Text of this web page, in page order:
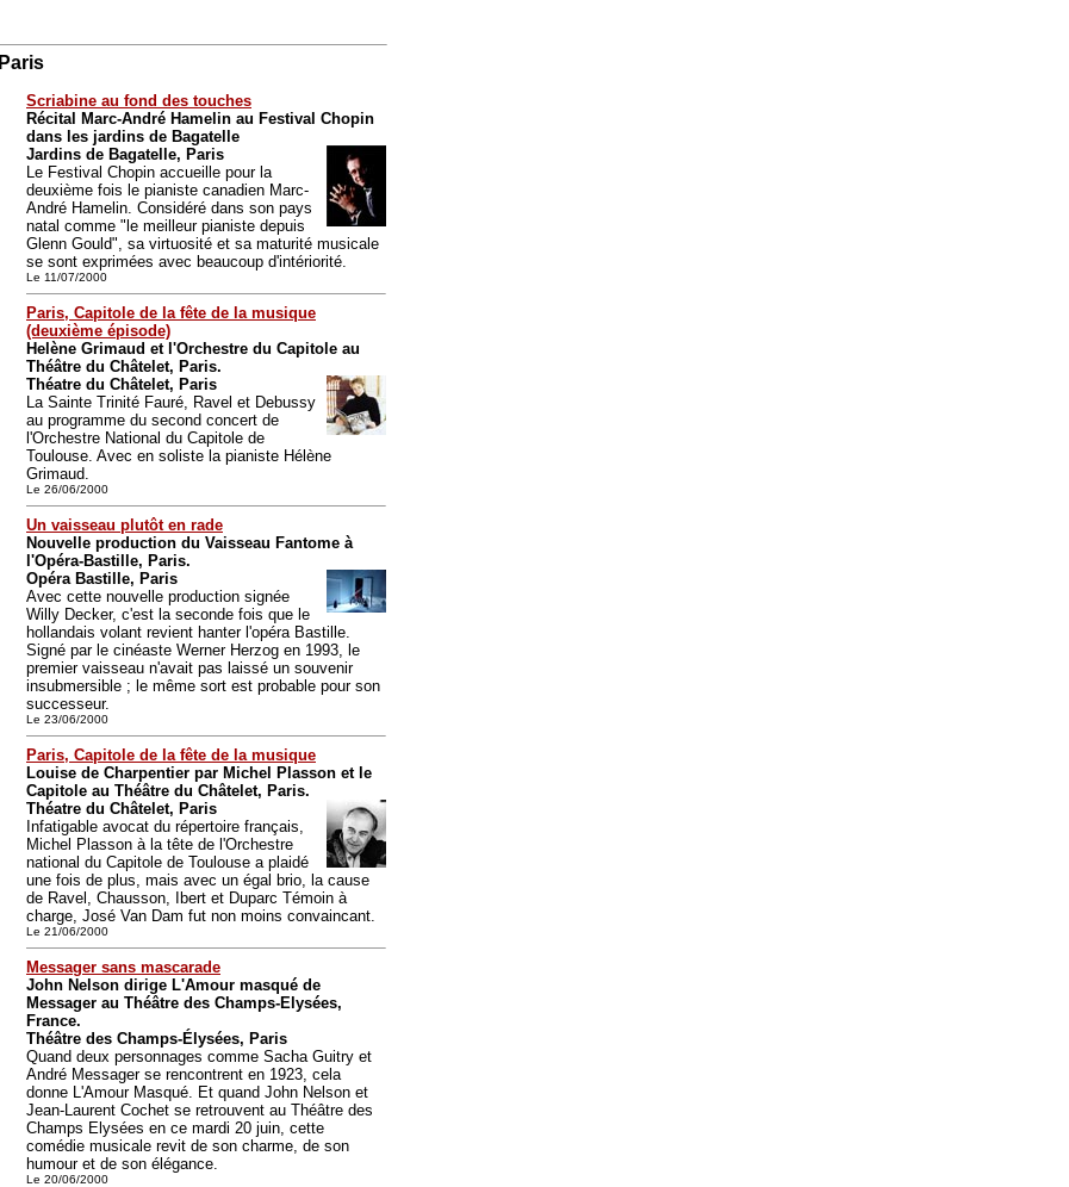
Paris
Scriabine au fond des touches
Récital Marc-André Hamelin au Festival Chopin
dans les jardins de Bagatelle
Jardins de Bagatelle, Paris
Le Festival Chopin accueille pour la
deuxième fois le pianiste canadien Marc-
André Hamelin. Considéré dans son pays
natal comme "le meilleur pianiste depuis
Glenn Gould", sa virtuosité et sa maturité musicale
se sont exprimées avec beaucoup d'intériorité.
Le 11/07/2000
Paris, Capitole de la fête de la musique
(deuxième épisode)
Helène Grimaud et l'Orchestre du Capitole au
Théâtre du Châtelet, Paris.
Théatre du Châtelet, Paris
La Sainte Trinité Fauré, Ravel et Debussy
au programme du second concert de
l'Orchestre National du Capitole de
Toulouse. Avec en soliste la pianiste Hélène
Grimaud.
Le 26/06/2000
Un vaisseau plutôt en rade
Nouvelle production du Vaisseau Fantome à
l'Opéra-Bastille, Paris.
Opéra Bastille, Paris
Avec cette nouvelle production signée
Willy Decker, c'est la seconde fois que le
hollandais volant revient hanter l'opéra Bastille.
Signé par le cinéaste Werner Herzog en 1993, le
premier vaisseau n'avait pas laissé un souvenir
insubmersible ; le même sort est probable pour son
successeur.
Le 23/06/2000
Paris, Capitole de la fête de la musique
Louise de Charpentier par Michel Plasson et le
Capitole au Théâtre du Châtelet, Paris.
Théatre du Châtelet, Paris
Infatigable avocat du répertoire français,
Michel Plasson à la tête de l'Orchestre
national du Capitole de Toulouse a plaidé
une fois de plus, mais avec un égal brio, la cause
de Ravel, Chausson, Ibert et Duparc Témoin à
charge, José Van Dam fut non moins convaincant.
Le 21/06/2000
Messager sans mascarade
John Nelson dirige L'Amour masqué de
Messager au Théâtre des Champs-Elysées,
France.
Théâtre des Champs-Élysées, Paris
Quand deux personnages comme Sacha Guitry et
André Messager se rencontrent en 1923, cela
donne L'Amour Masqué. Et quand John Nelson et
Jean-Laurent Cochet se retrouvent au Théâtre des
Champs Elysées en ce mardi 20 juin, cette
comédie musicale revit de son charme, de son
humour et de son élégance.
Le 20/06/2000